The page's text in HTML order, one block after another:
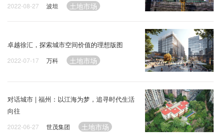
2022-08-27 波坦 土地市场
卓越徐汇，探索城市空间价值的理想版图
2022-07-17 万科 土地市场
对话城市 | 福州：以江海为梦，追寻时代生活
向往
2022-06-27 世茂集团 土地市场